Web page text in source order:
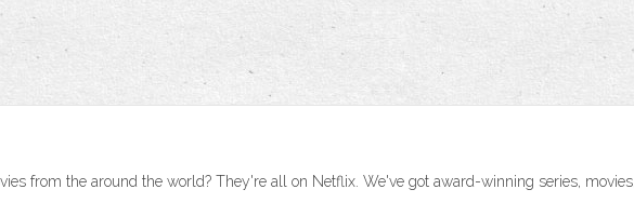
from the around the world? They're all on Netflix. We've got award-winning series, movies,